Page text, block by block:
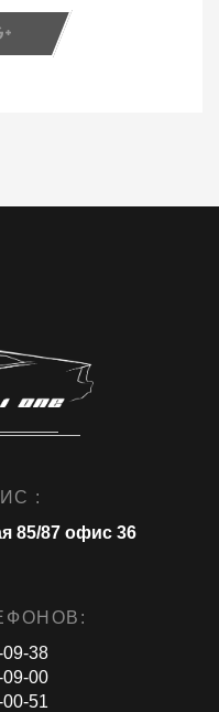
:
85/87 офис 36
38
00
51